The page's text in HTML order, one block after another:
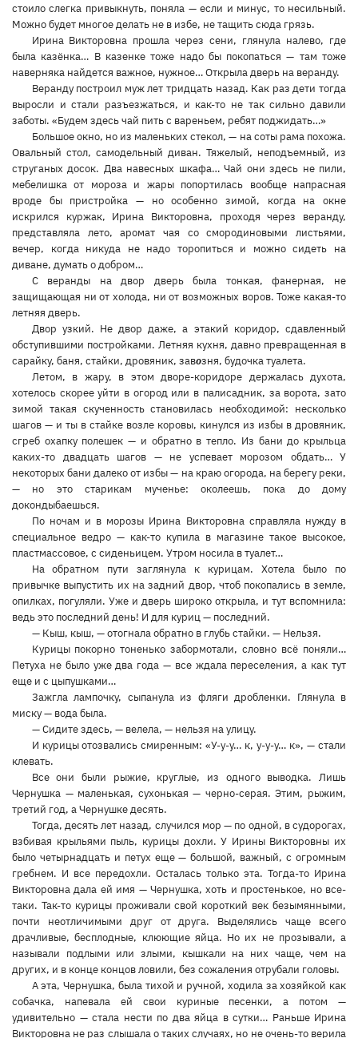
стоило слегка привыкнуть, поняла — если и минус, то несильный.
Можно будет многое делать не в избе, не тащить сюда грязь.
Ирина Викторовна прошла через сени, глянула налево, где
была казёнка… В казенке тоже надо бы покопаться — там тоже
наверняка найдется важное, нужное… Открыла дверь на веранду.
Веранду построил муж лет тридцать назад. Как раз дети тогда
выросли и стали разъезжаться, и как-то не так сильно давили
заботы. «Будем здесь чай пить с вареньем, ребят поджидать…»
Большое окно, но из маленьких стекол, — на соты рама похожа.
Овальный стол, самодельный диван. Тяжелый, неподъемный, из
струганых досок. Два навесных шкафа… Чай они здесь не пили,
мебелишка от мороза и жары попортилась вообще напрасная
вроде бы пристройка — но особенно зимой, когда на окне
искрился куржак, Ирина Викторовна, проходя через веранду,
представляла лето, аромат чая со смородиновыми листьями,
вечер, когда никуда не надо торопиться и можно сидеть на
диване, думать о добром…
С веранды на двор дверь была тонкая, фанерная, не
защищающая ни от холода, ни от возможных воров. Тоже какая-то
летняя дверь.
Двор узкий. Не двор даже, а этакий коридор, сдавленный
обступившими постройками. Летняя кухня, давно превращенная в
сарайку, баня, стайки, дровяник, завозня, будочка туалета.
Летом, в жару, в этом дворе-коридоре держалась духота,
хотелось скорее уйти в огород или в палисадник, за ворота, зато
зимой такая скученность становилась необходимой: несколько
шагов — и ты в стайке возле коровы, кинулся из избы в дровяник,
сгреб охапку полешек — и обратно в тепло. Из бани до крыльца
каких-то двадцать шагов — не успевает морозом обдать… У
некоторых бани далеко от избы — на краю огорода, на берегу реки,
— но это старикам мученье: околеешь, пока до дому
докондыбаешься.
По ночам и в морозы Ирина Викторовна справляла нужду в
специальное ведро — как-то купила в магазине такое высокое,
пластмассовое, с сиденьицем. Утром носила в туалет…
На обратном пути заглянула к курицам. Хотела было по
привычке выпустить их на задний двор, чтоб покопались в земле,
опилках, погуляли. Уже и дверь широко открыла, и тут вспомнила:
ведь это последний день! И для куриц — последний.
— Кыш, кыш, — отогнала обратно в глубь стайки. — Нельзя.
Курицы покорно тоненько забормотали, словно всё поняли…
Петуха не было уже два года — все ждала переселения, а как тут
еще и с цыпушками…
Зажгла лампочку, сыпанула из фляги дробленки. Глянула в
миску — вода была.
— Сидите здесь, — велела, — нельзя на улицу.
И курицы отозвались смиренным: «У-у-у… к, у-у-у… к», — стали
клевать.
Все они были рыжие, круглые, из одного выводка. Лишь
Чернушка — маленькая, сухонькая — черно-серая. Этим, рыжим,
третий год, а Чернушке десять.
Тогда, десять лет назад, случился мор — по одной, в судорогах,
взбивая крыльями пыль, курицы дохли. У Ирины Викторовны их
было четырнадцать и петух еще — большой, важный, с огромным
гребнем. И все передохли. Осталась только эта. Тогда-то Ирина
Викторовна дала ей имя — Чернушка, хоть и простенькое, но все-
таки. Так-то курицы проживали свой короткий век безымянными,
почти неотличимыми друг от друга. Выделялись чаще всего
драчливые, бесплодные, клюющие яйца. Но их не прозывали, а
называли подлыми или злыми, кышкали на них чаще, чем на
других, и в конце концов ловили, без сожаления отрубали головы.
А эта, Чернушка, была тихой и ручной, ходила за хозяйкой как
собачка, напевала ей свои куриные песенки, а потом —
удивительно — стала нести по два яйца в сутки… Раньше Ирина
Викторовна не раз слышала о таких случаях, но не очень-то верила